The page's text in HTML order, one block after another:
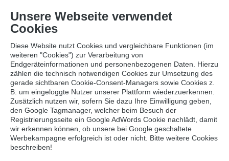
IMPRESSUM
BLF Holding GmbH & Co. KG
Milchstr. 15
D 42553 Velbert
Telefon:+49 2053 – 98 05 – 0
Telefax:+49 2053 – 98 05 – 96
E-Mail:info@blf-gruppe.de
Ust.-Id. Nr.:
Unsere Webseite verwendet
Cookies
Diese Website nutzt Cookies und vergleichbare Funktionen (im
weiteren "Cookies") zur Verarbeitung von
Endgeräteinformationen und personenbezogenen Daten. Hierzu
zählen die technisch notwendigen Cookies zur Umsetzung des
gerade sichtbaren Cookie-Consent-Managers sowie Cookies z.
B. um eingeloggte Nutzer unserer Plattform wiederzuerkennen.
Zusätzlich nutzen wir, sofern Sie dazu Ihre Einwilligung geben,
den Google Tagmanager, welcher beim Besuch der
Registrierungsseite ein Google AdWords Cookie nachlädt, damit
wir erkennen können, ob unsere bei Google geschaltete
Werbekampagne erfolgreich ist oder nicht. Bitte weitere Cookies
beschreiben!